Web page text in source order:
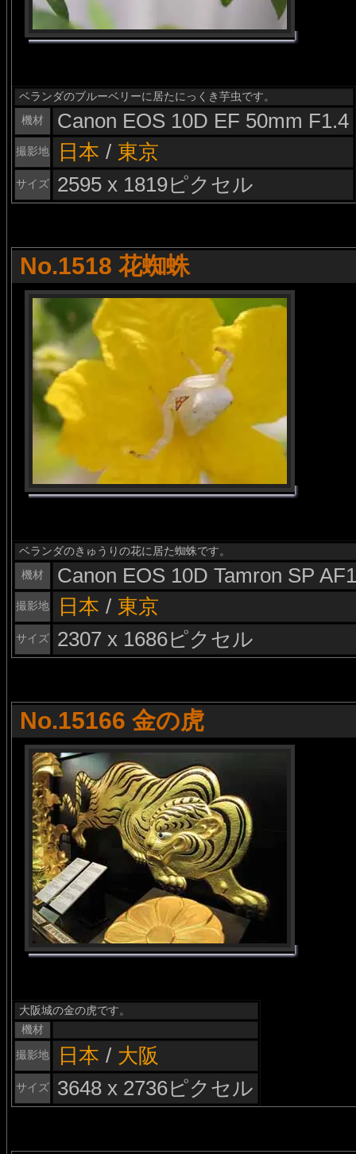
ベランダのブルーベリーに居たにっくき芋虫です。
機材
Canon EOS 10D EF 50mm F1.4
撮影地 日本 / 東京
サイズ 2595 x 1819ピクセル
No.1518 花蜘蛛
ベランダのきゅうりの花に居た蜘蛛です。
機材
Canon EOS 10D Tamron SP
撮影地 日本 / 東京
サイズ 2307 x 1686ピクセル
No.15166 金の虎
大阪城の金の虎です。
機材
撮影地
日本 / 大阪
サイズ 3648 x 2736ピクセル